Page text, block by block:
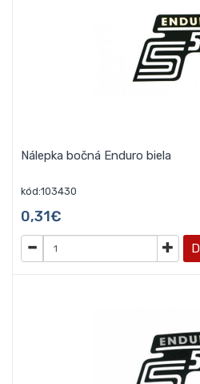
Nálepka bočná Enduro biela
kód:103430
0,31€